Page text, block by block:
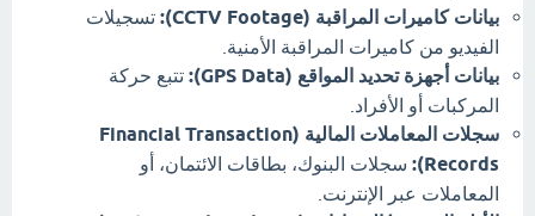
بيانات كاميرات المراقبة (CCTV Footage):
تسجيلات
الفيديو من كاميرات المراقبة الأمنية.
بيانات أجهزة تحديد المواقع (GPS Data):
تتبع حركة
المركبات أو الأفراد.
سجلات المعاملات المالية (Financial Transaction
Records):
سجلات البنوك، بطاقات الائتمان، أو
المعاملات عبر الإنترنت.